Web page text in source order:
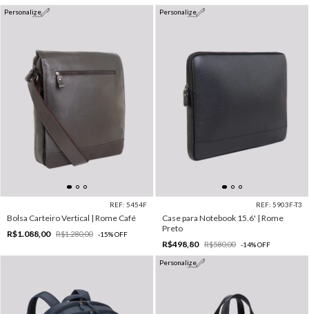
Personalize
REF: 5454F
Bolsa Carteiro Vertical | Rome Café
R$1.088,00
R$1.280,00 -15%OFF
Personalize
REF: 5903F-T3
Case para Notebook 15.6' | Rome
Preto
R$498,80
R$580,00 -14%OFF
Personalize